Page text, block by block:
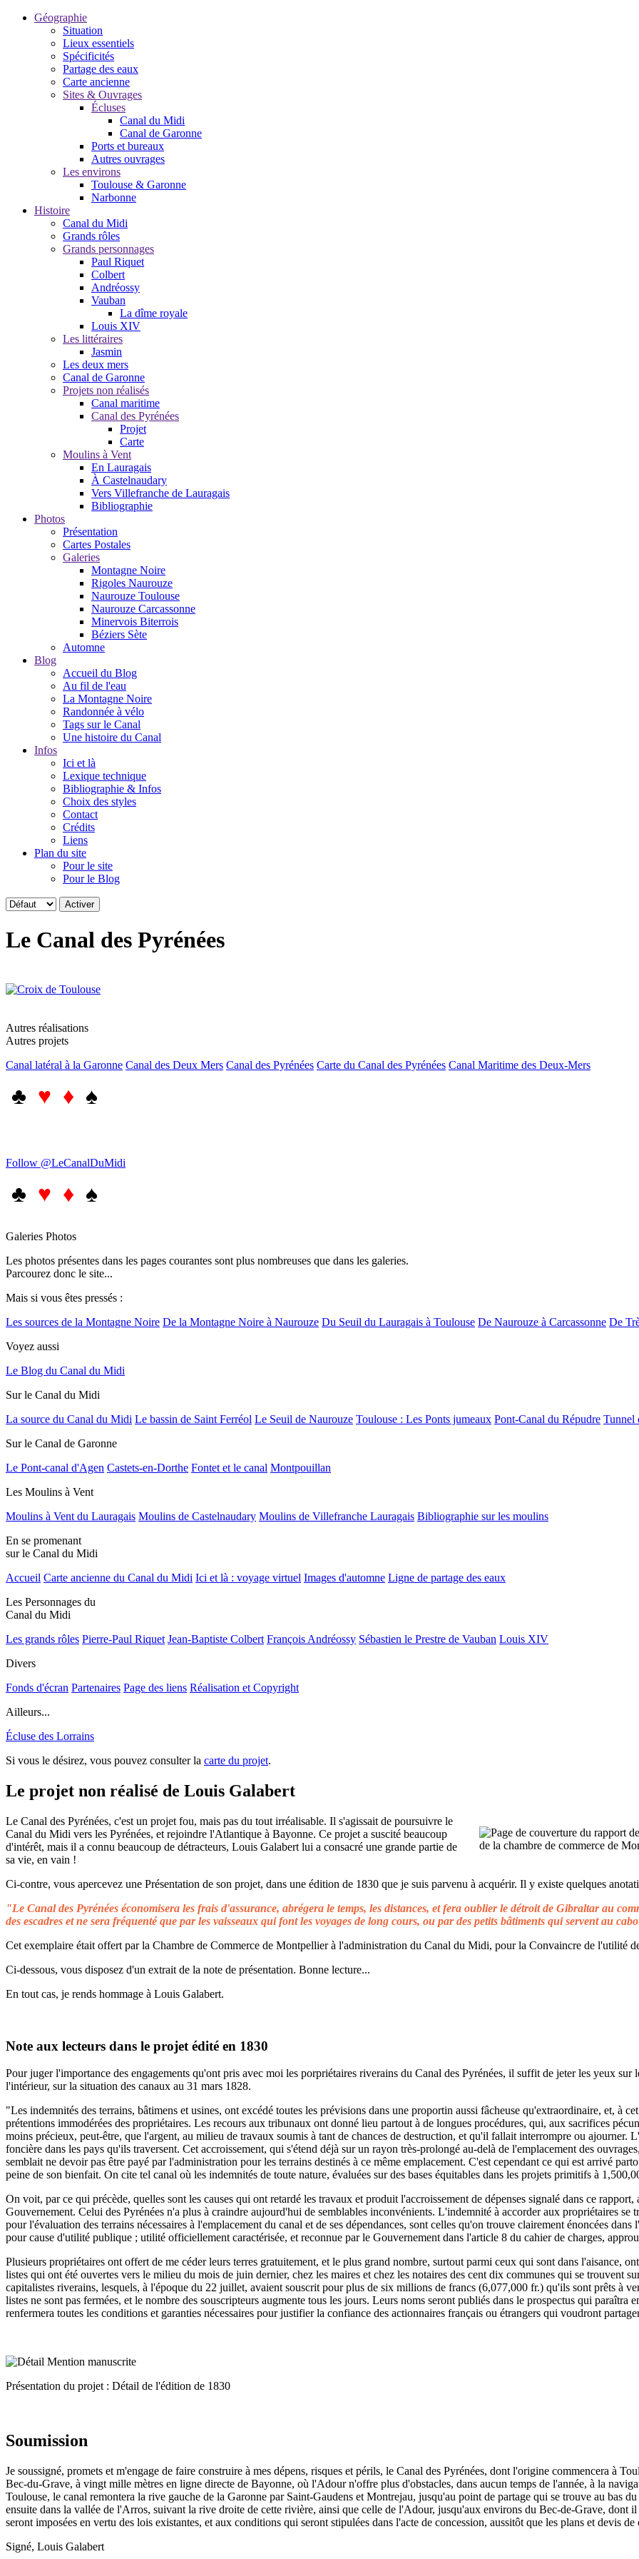
Géographie
Situation
Lieux essentiels
Spécificités
Partage des eaux
Carte ancienne
Sites & Ouvrages
Écluses
Canal du Midi
Canal de Garonne
Ports et bureaux
Autres ouvrages
Les environs
Toulouse & Garonne
Narbonne
Histoire
Canal du Midi
Grands rôles
Grands personnages
Paul Riquet
Colbert
Andréossy
Vauban
La dîme royale
Louis XIV
Les littéraires
Jasmin
Les deux mers
Canal de Garonne
Projets non réalisés
Canal maritime
Canal des Pyrénées
Projet
Carte
Moulins à Vent
En Lauragais
À Castelnaudary
Vers Villefranche de Lauragais
Bibliographie
Photos
Présentation
Cartes Postales
Galeries
Montagne Noire
Rigoles Naurouze
Naurouze Toulouse
Naurouze Carcassonne
Minervois Biterrois
Béziers Sète
Automne
Blog
Accueil du Blog
Au fil de l'eau
La Montagne Noire
Randonnée à vélo
Tags sur le Canal
Une histoire du Canal
Infos
Ici et là
Lexique technique
Bibliographie & Infos
Choix des styles
Contact
Crédits
Liens
Plan du site
Pour le site
Pour le Blog
Le Canal des Pyrénées
Autres réalisations
Autres projets
Canal latéral à la Garonne Canal des Deux Mers Canal des Pyrénées Carte du Canal des Pyrénées Canal Maritime des Deux-Mers
♣ ♥ ♦ ♠
Follow @LeCanalDuMidi
♣ ♥ ♦ ♠
Galeries Photos
Les photos présentes dans les pages courantes sont plus nombreuses que dans les galeries.
Parcourez donc le site...
Mais si vous êtes pressés :
Les sources de la Montagne Noire De la Montagne Noire à Naurouze Du Seuil du Lauragais à Toulouse De Naurouze à Carcassonne De
Voyez aussi
Le Blog du Canal du Midi
Sur le Canal du Midi
La source du Canal du Midi Le bassin de Saint Ferréol Le Seuil de Naurouze Toulouse : Les Ponts jumeaux Pont-Canal du Répudre Tunnel
Sur le Canal de Garonne
Le Pont-canal d'Agen Castets-en-Dorthe Fontet et le canal Montpouillan
Les Moulins à Vent
Moulins à Vent du Lauragais Moulins de Castelnaudary Moulins de Villefranche Lauragais Bibliographie sur les moulins
En se promenant
sur le Canal du Midi
Accueil Carte ancienne du Canal du Midi Ici et là : voyage virtuel Images d'automne Ligne de partage des eaux
Les Personnages du
Canal du Midi
Les grands rôles Pierre-Paul Riquet Jean-Baptiste Colbert François Andréossy Sébastien le Prestre de Vauban Louis XIV
Divers
Fonds d'écran Partenaires Page des liens Réalisation et Copyright
Ailleurs...
Écluse des Lorrains
Si vous le désirez, vous pouvez consulter la carte du projet.
Le projet non réalisé de Louis Galabert
Le Canal des Pyrénées, c'est un projet fou, mais pas du tout irréalisable. Il s'agissait de poursuivre le
Canal du Midi vers les Pyrénées, et rejoindre l'Atlantique à Bayonne. Ce projet a suscité beaucoup
d'intérêt, mais il a connu beaucoup de détracteurs, Louis Galabert lui a consacré une grande partie de
sa vie, en vain !
Ci-contre, vous apercevez une Présentation de son projet, dans une édition de 1830 que je suis parvenu à acquérir. Il y existe quelques
"Le Canal des Pyrénées économisera les frais d'assurance, abrégera le temps, les distances, et fera oublier le détroit de Gibraltar au
des escadres et ne sera fréquenté que par les vaisseaux qui font les voyages de long cours, ou par des petits bâtiments qui servent au
Cet exemplaire était offert par la Chambre de Commerce de Montpellier à l'administration du Canal du Midi, pour la Convaincre de l'utilité
Ci-dessous, vous disposez d'un extrait de la note de présentation. Bonne lecture...
En tout cas, je rends hommage à Louis Galabert.
Note aux lecteurs dans le projet édité en 1830
Pour juger l'importance des engagements qu'ont pris avec moi les porpriétaires riverains du Canal des Pyrénées, il suffit de jeter les yeux
l'intérieur, sur la situation des canaux au 31 mars 1828.
"Les indemnités des terrains, bâtimens et usines, ont excédé toutes les prévisions dans une proportin aussi fâcheuse qu'extraordinaire, et, à
prétentions immodérées des propriétaires. Les recours aux tribunaux ont donné lieu partout à de longues procédures, qui, aux sacrifices
moins précieux, peut-être, que l'argent, au milieu de travaux soumis à tant de chances de destruction, et qu'il fallait interrompre ou ajourner.
foncière dans les pays qu'ils traversent. Cet accroissement, qui s'étend déjà sur un rayon très-prolongé au-delà de l'emplacement des
semblait ne devoir pas être payé par l'administration pour les terrains destinés à ce même emplacement. C'est cependant ce qui est arrivé
peine de son bienfait. On cite tel canal où les indemnités de toute nature, évaluées sur des bases équitables dans les projets primitifs à
On voit, par ce qui précède, quelles sont les causes qui ont retardé les travaux et produit l'accroissement de dépenses signalé dans ce
Gouvernement. Celui des Pyrénées n'a plus à craindre aujourd'hui de semblables inconvénients. L'indemnité à accorder aux propriétaires se
pour l'évaluation des terrains nécessaires à l'emplacement du canal et de ses dépendances, sont celles qu'on trouve clairement énoncées
pour cause d'utilité publique ; utilité officiellement caractérisée, et reconnue par le Gouvernement dans l'article 8 du cahier de charges,
Plusieurs propriétaires ont offert de me céder leurs terres gratuitement, et le plus grand nombre, surtout parmi ceux qui sont dans l'aisance,
listes qui ont été ouvertes vers le milieu du mois de juin dernier, chez les maires et chez les notaires des cent dix communes qui se trouvent
capitalistes riverains, lesquels, à l'époque du 22 juillet, avaient souscrit pour plus de six millions de francs (6,077,000 fr.) qu'ils sont prêts à
listes ne sont pas fermées, et le nombre des souscripteurs augmente tous les jours. Leurs noms seront publiés dans le prospectus qui
renfermera toutes les conditions et garanties nécessaires pour justifier la confiance des actionnaires français ou étrangers qui voudront
Présentation du projet : Détail de l'édition de 1830
Soumission
Je soussigné, promets et m'engage de faire construire à mes dépens, risques et périls, le Canal des Pyrénées, dont l'origine commencera à
Bec-du-Grave, à vingt mille mètres en ligne directe de Bayonne, où l'Adour n'offre plus d'obstacles, dans aucun temps de l'année, à la
Toulouse, le canal remontera la rive gauche de la Garonne par Saint-Gaudens et Montrejau, jusqu'au point de partage qui se trouve au bas
ensuite dans la vallée de l'Arros, suivant la rive droite de cette rivière, ainsi que celle de l'Adour, jusqu'aux environs du Bec-de-Grave, dont
seront imposées en vertu des lois existantes, et aux conditions qui seront stipulées dans l'acte de concession, aussitôt que les plans et devis
Signé, Louis Galabert